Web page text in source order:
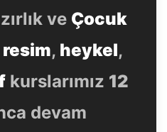
ve Çocuk
resim, heykel,
kurslarımız 12
devam